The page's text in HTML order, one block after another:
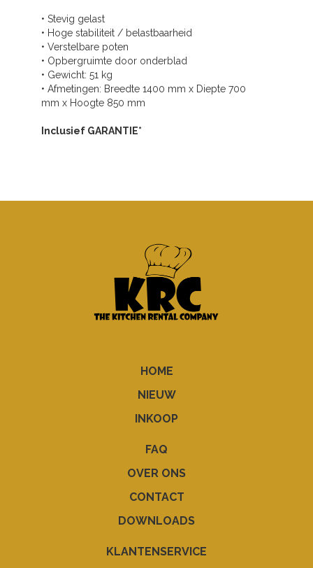
• Stevig gelast
• Hoge stabiliteit / belastbaarheid
• Verstelbare poten
• Opbergruimte door onderblad
• Gewicht: 51 kg
• Afmetingen: Breedte 1400 mm x Diepte 700
mm x Hoogte 850 mm
Inclusief GARANTIE*
HOME
NIEUW
INKOOP
FAQ
OVER ONS
CONTACT
DOWNLOADS
KLANTENSERVICE